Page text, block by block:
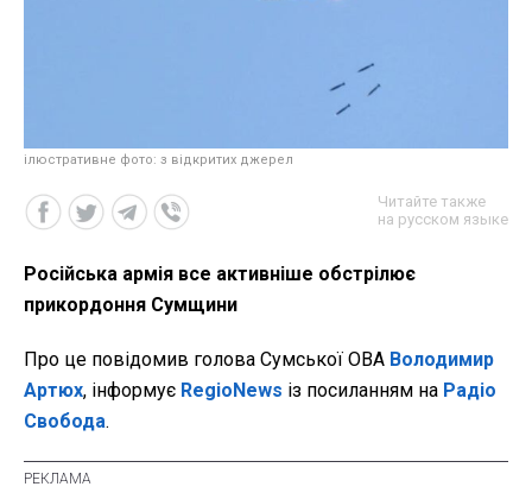
ілюстративне фото: з відкритих джерел
Читайте также
на русском языке
Російська армія все активніше обстрілює
прикордоння Сумщини
Про це повідомив голова Сумської ОВА Володимир
Артюх, інформує RegioNews із посиланням на Радіо
Свобода.